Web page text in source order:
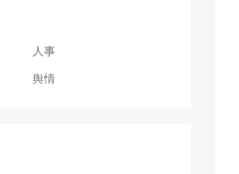
人事
舆情